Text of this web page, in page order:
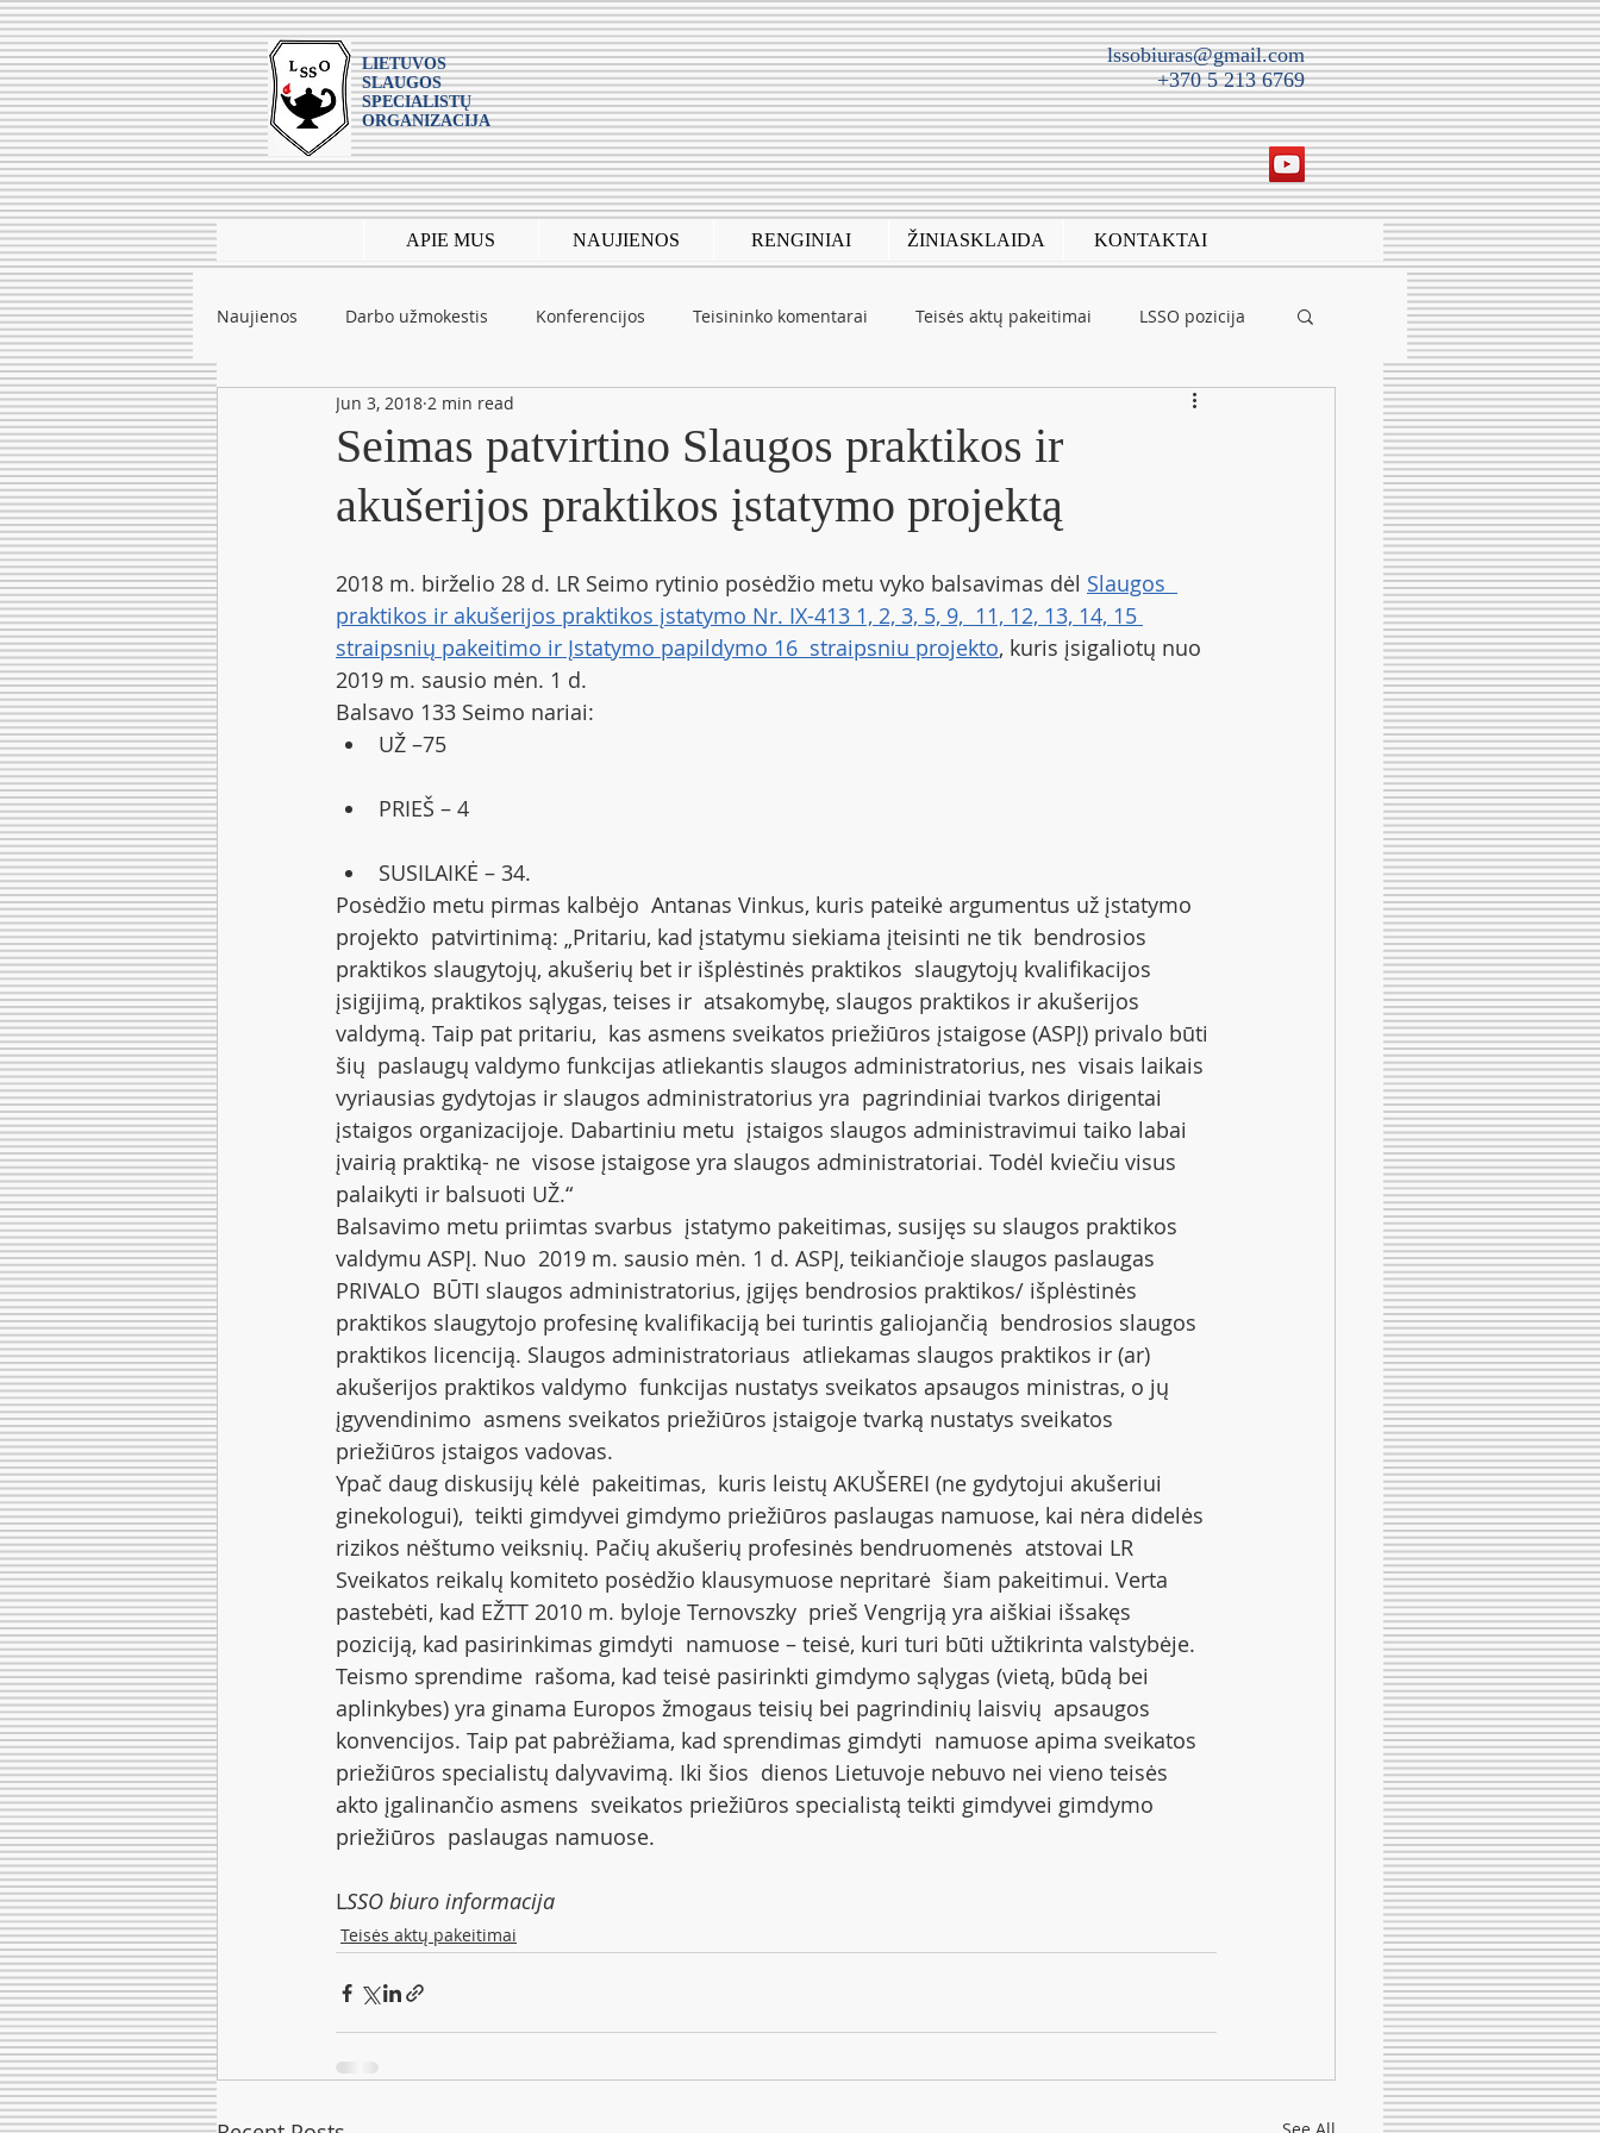
LIETUVOS
SLAUGOS
SPECIALISTŲ
ORGANIZACIJA
lssobiuras@gmail.com
+370 5 213 6769
APIE MUS NAUJIENOS RENGINIAI ŽINIASKLAIDA KONTAKTAI
Naujienos Darbo užmokestis Konferencijos Teisininko komentarai Teisės aktų pakeitimai LSSO pozicija
mokslas Tarptautinė patirtis
Seimas patvirtino Slaugos praktikos ir
akušerijos praktikos įstatymo projektą
Jun 3, 2018 2 min read
2018 m. birželio 28 d. LR Seimo rytinio posėdžio metu vyko balsavimas dėl Slaugos
praktikos ir akušerijos praktikos įstatymo Nr. IX-413 1, 2, 3, 5, 9,  11, 12, 13, 14, 15
straipsnių pakeitimo ir Įstatymo papildymo 16  straipsniu projekto, kuris įsigaliotų nuo
2019 m. sausio mėn. 1 d.
Balsavo 133 Seimo nariai:
UŽ –75
PRIEŠ – 4
SUSILAIKĖ – 34.
Posėdžio metu pirmas kalbėjo  Antanas Vinkus, kuris pateikė argumentus už įstatymo
projekto  patvirtinimą: „Pritariu, kad įstatymu siekiama įteisinti ne tik  bendrosios
praktikos slaugytojų, akušerių bet ir išplėstinės praktikos  slaugytojų kvalifikacijos
įsigijimą, praktikos sąlygas, teises ir  atsakomybę, slaugos praktikos ir akušerijos
valdymą. Taip pat pritariu,  kas asmens sveikatos priežiūros įstaigose (ASPĮ) privalo būti
šių  paslaugų valdymo funkcijas atliekantis slaugos administratorius, nes  visais laikais
vyriausias gydytojas ir slaugos administratorius yra  pagrindiniai tvarkos dirigentai
įstaigos organizacijoje. Dabartiniu metu  įstaigos slaugos administravimui taiko labai
įvairią praktiką- ne  visose įstaigose yra slaugos administratoriai. Todėl kviečiu visus
palaikyti ir balsuoti UŽ.“
Balsavimo metu priimtas svarbus  įstatymo pakeitimas, susijęs su slaugos praktikos
valdymu ASPĮ. Nuo  2019 m. sausio mėn. 1 d. ASPĮ, teikiančioje slaugos paslaugas
PRIVALO  BŪTI slaugos administratorius, įgijęs bendrosios praktikos/ išplėstinės
praktikos slaugytojo profesinę kvalifikaciją bei turintis galiojančią  bendrosios slaugos
praktikos licenciją. Slaugos administratoriaus  atliekamas slaugos praktikos ir (ar)
akušerijos praktikos valdymo  funkcijas nustatys sveikatos apsaugos ministras, o jų
įgyvendinimo  asmens sveikatos priežiūros įstaigoje tvarką nustatys sveikatos
priežiūros įstaigos vadovas.
Ypač daug diskusijų kėlė  pakeitimas,  kuris leistų AKUŠEREI (ne gydytojui akušeriui
ginekologui),  teikti gimdyvei gimdymo priežiūros paslaugas namuose, kai nėra didelės
rizikos nėštumo veiksnių. Pačių akušerių profesinės bendruomenės  atstovai LR
Sveikatos reikalų komiteto posėdžio klausymuose nepritarė  šiam pakeitimui. Verta
pastebėti, kad EŽTT 2010 m. byloje Ternovszky  prieš Vengriją yra aiškiai išsakęs
poziciją, kad pasirinkimas gimdyti  namuose – teisė, kuri turi būti užtikrinta valstybėje.
Teismo sprendime  rašoma, kad teisė pasirinkti gimdymo sąlygas (vietą, būdą bei
aplinkybes) yra ginama Europos žmogaus teisių bei pagrindinių laisvių  apsaugos
konvencijos. Taip pat pabrėžiama, kad sprendimas gimdyti  namuose apima sveikatos
priežiūros specialistų dalyvavimą. Iki šios  dienos Lietuvoje nebuvo nei vieno teisės
akto įgalinančio asmens  sveikatos priežiūros specialistą teikti gimdyvei gimdymo
priežiūros  paslaugas namuose.
LSSO biuro informacija
Teisės aktų pakeitimai